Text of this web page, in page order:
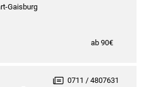
Gaisburg
ab 90€
0711 / 4807631